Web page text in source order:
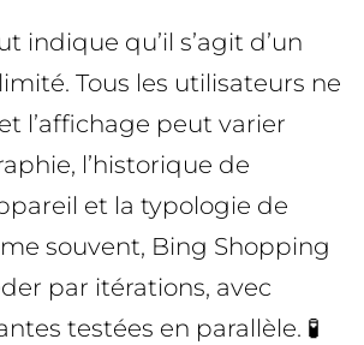
indique qu’il s’agit d’un
Tous les utilisateurs ne
l’affichage peut varier
l’historique de
et la typologie de
souvent, Bing Shopping
par itérations, avec
testées en parallèle. 🧪